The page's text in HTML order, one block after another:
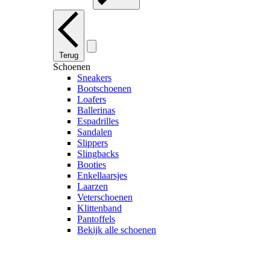
Terug
Schoenen
Sneakers
Bootschoenen
Loafers
Ballerinas
Espadrilles
Sandalen
Slippers
Slingbacks
Booties
Enkellaarsjes
Laarzen
Veterschoenen
Klittenband
Pantoffels
Bekijk alle schoenen